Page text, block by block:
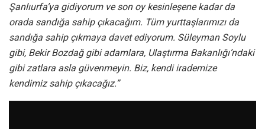
Şanlıurfa’ya gidiyorum ve son oy kesinleşene kadar da
orada sandığa sahip çıkacağım. Tüm yurttaşlarımızı da
sandığa sahip çıkmaya davet ediyorum. Süleyman Soylu
gibi, Bekir Bozdağ gibi adamlara, Ulaştırma Bakanlığı’ndaki
gibi zatlara asla güvenmeyin. Biz, kendi irademize
kendimiz sahip çıkacağız.”